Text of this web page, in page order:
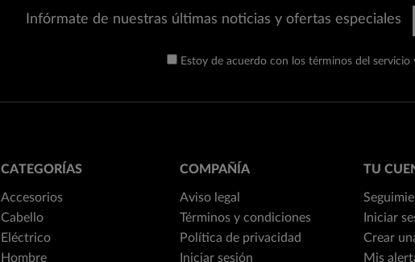
Infórmate de nuestras últimas noticias y ofertas especiales
Estoy de acuerdo con los términos del servicio
CATEGORÍAS
Accesorios
Cabello
Eléctrico
Hombre
COMPAÑÍA
Aviso legal
Términos y condiciones
Política de privacidad
Iniciar sesión
TU
Iniciar
Crear
Mis